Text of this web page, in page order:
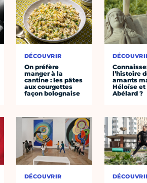
DÉCOUVRIR
On préfère
manger à la
cantine : les pâtes
aux courgettes
façon bolognaise
DÉCOUVRIR
l’histoire
amants
Héloïse et
Abélard ?